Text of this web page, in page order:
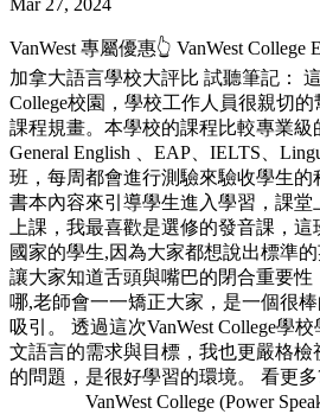
VanWest 專屬優惠👆 VanWest College
加拿大語言學校大評比 試聽筆記：
College校園，學校工作人員很親切
課程規畫。本學校的課程比較專業級
General English 、EAP、IELTS、
班，每周都會進行測驗來驗收學生的
書本內容來引導學生進入學習，課
上課，我最喜歡是選修的發音課，
國家的學生,因為大家都想說出標準
讓大家知道舌頭與嘴巴的閉合重要
哪,老師會一一矯正大家，是一個很
吸引。 透過這次VanWest College學
文語言的需求與目標，我也更嚴格
的問題，是很好學習的環境。 看
VanWest College (Power